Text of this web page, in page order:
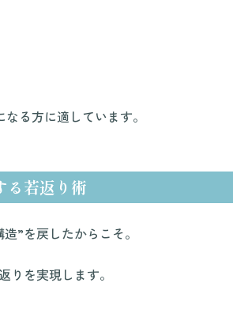
る方に適しています。
る若返り術
”を戻したからこそ。
を実現します。